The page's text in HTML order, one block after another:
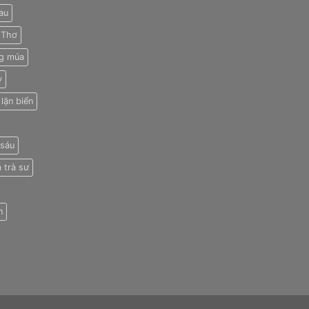
múa
lặn biển
trà sư